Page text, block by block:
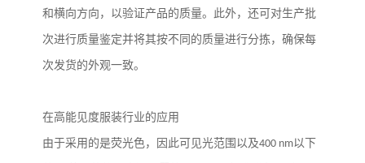
和横向方向，以验证产品的质量。此外，还可对生产批
次进行质量鉴定并将其按不同的质量进行分拣，确保每
次发货的外观一致。
在高能见度服装行业的应用
由于采用的是荧光色，因此可见光范围以及400 nm以下